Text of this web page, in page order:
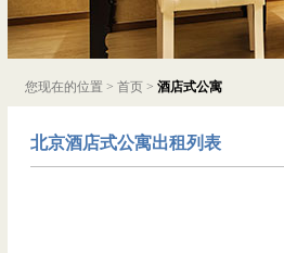
您现在的位置 > 首页> 酒店式公寓
北京酒店式公寓出租列表